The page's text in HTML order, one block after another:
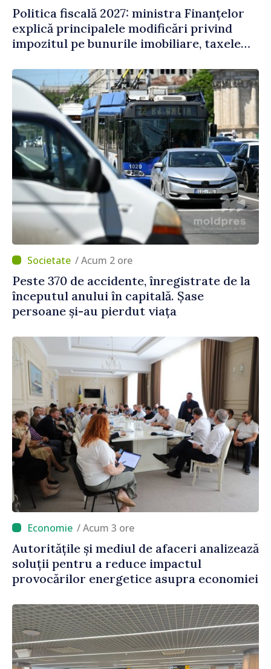
Politica fiscală 2027: ministra Finanțelor
explică principalele modificări privind
impozitul pe bunurile imobiliare, taxele
/ Acum 2 ore
Peste 370 de accidente, înregistrate de la
începutul anului în capitală. Șase
persoane și-au pierdut viața
/ Acum 3 ore
Autoritățile și mediul de afaceri analizează
soluții pentru a reduce impactul
provocărilor energetice asupra economiei